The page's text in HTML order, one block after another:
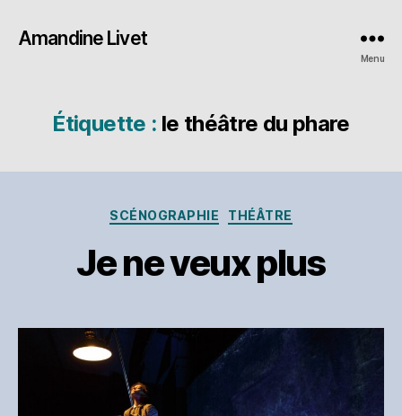
Amandine Livet
Menu
Étiquette : le théâtre du phare
Catégories
SCÉNOGRAPHIE THÉÂTRE
Je ne veux plus